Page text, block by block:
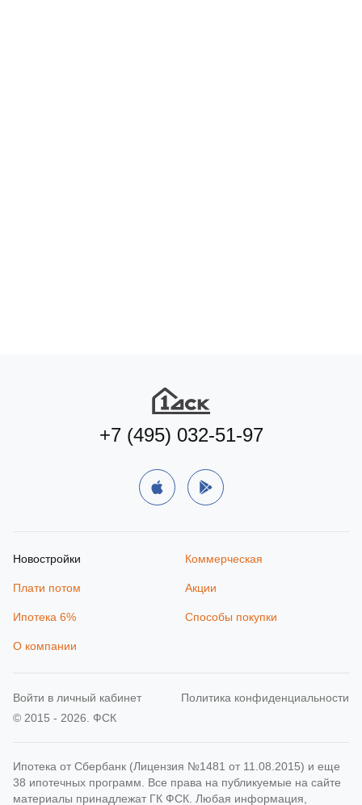
+7 (495) 032-51-97
Новостройки Коммерческая
Плати потом Акции
Ипотека 6% Способы покупки
О компании
© 2015 - 2026. ФСК
Политика конфиденциальности
Ипотека от Сбербанк (Лицензия №1481 от 11.08.2015) и еще
38 ипотечных программ. Все права на публикуемые на сайте
материалы принадлежат ГК ФСК. Любая информация,
Войти в личный кабинет